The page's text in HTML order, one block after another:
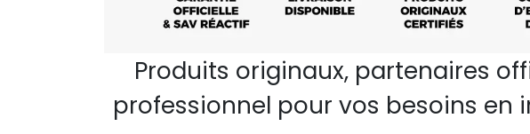
Produits originaux, partenaires
professionnel pour vos besoins